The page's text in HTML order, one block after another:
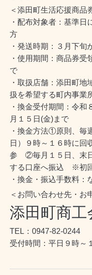
＜添田町生活応援商品
・配布対象者：基準日
方
・発送時期：３月下旬
・使用期間：商品券受
で
・取扱店舗：添田町地
扱を希望する町内事業
・換金受付期間：令和
月１５日(金)まで
・換金方法①原則、毎
日）９時～１６時に回
参 ②毎月１５日、末
する口座へ振込 ※初
・換金・振込手数料：
＜お問い合わせ先・お
添田町商工
TEL：0947-82-0244
受付時間：平日９時～